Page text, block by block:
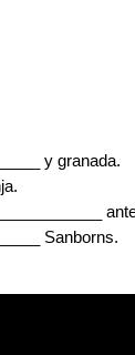
y granada.
Sanborns.